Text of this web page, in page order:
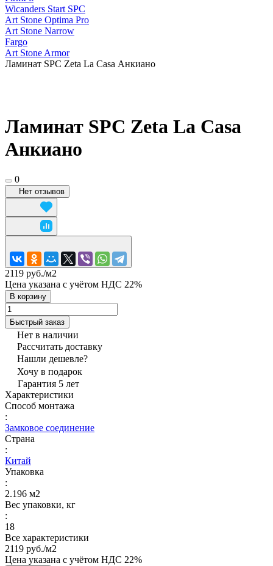
Wicanders Start SPC
Art Stone Optima Pro
Art Stone Narrow
Fargo
Art Stone Armor
Ламинат SPC Zeta La Casa Анкиано
Ламинат SPC Zeta La Casa
Анкиано
0
Нет отзывов
2119 руб./м2
Цена указана с учётом НДС 22%
В корзину
Быстрый заказ
Нет в наличии
Рассчитать доставку
Нашли дешевле?
Хочу в подарок
Гарантия 5 лет
Характеристики
Способ монтажа
:
Замковое соединение
Страна
:
Китай
Упаковка
:
2.196 м2
Вес упаковки, кг
:
18
Все характеристики
2119 руб./м2
Цена указана с учётом НДС 22%